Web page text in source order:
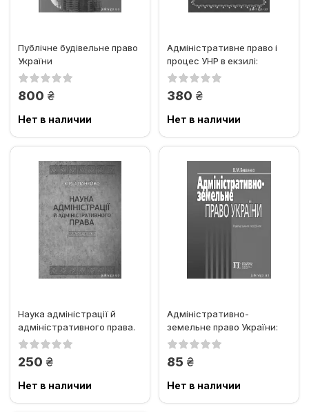
Публічне будівельне право
України
800 грн.
Нет в наличии
Адміністративне право і
процес УНР в екзилі:
невідома правнича
380 грн.
Нет в наличии
Наука адміністрації й
адміністративного права.
Загальна частина (за...
250 грн.
Нет в наличии
Адміністративно-
земельне право України:
Навчальний посібник
85 грн.
Нет в наличии